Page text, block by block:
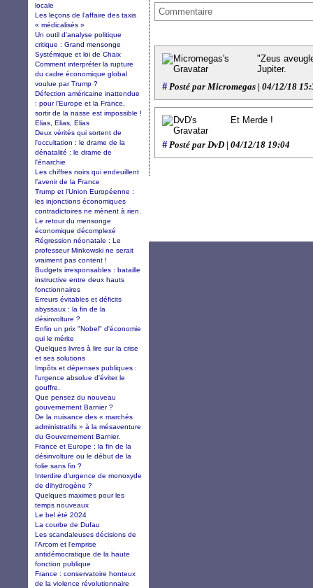
Commentaire
"Zeus
Jupiter.
#Posté par Micromegas | 04/12/18
Et Merde !
#Posté par DvD | 04/12/18 19:04
locale
Les leçons de l’affaire des taxis
« médicalisés »
Un outil d'analyse politique
critique : Grand mensonge
Systémique et loi de Chaix
Comment interpréter la rupture
du cadre économique global
voulue par Trump ?
Défection américaine inattendue
: pour l’Europe et la France,
sortir de la nasse est impossible !
Elias, Elias, Elias
Deux vérités qui sortent de
l'occultation : le drame de la
dénatalité ; le drame de
l'énarchie
Les chiffres noirs qui endeuillent
l’avenir de la France
Trump et l’Union Européenne :
les injonctions économiques
contradictoires ne mènent à rien.
Le retour du mensonge
économique décomplexé
Régression néonatale : Le
professeur Minkowski ne serait
vraiment pas content !
Budgets irresponsables : bataille
instructive entre deux hauts
fonctionnaires
Erreurs évitables et déficits
abyssaux : la fin de la
désinvolture ?
Enfin un prix "Nobel" d'économie
qui le mérite
Quelques livres à lire sur la crise
et ses solutions
Impôts et dépenses publiques :
l'urgence absolue d'éviter le
gouffre.
Que pensez du nouveau
gouvernement Barnier ?
De la nuisance des « marchés
administratifs » à la mésaventure
du Gouvernement Barnier.
France et Europe : la fin de la
désinvolture ou le début de la
folie sans fin ?
Interdire d'urgence de monoxyde
de dihydrogène ?
Quelques maximes pour les
temps nouveaux
Le bel été 2024
La courbe de Dufau
Les scandaleuses décisions de
l'Arcom et l'emprise
antidémocratique de la haute
fonction publique
France : conservatoire honteux
de la violence révolutionnaire